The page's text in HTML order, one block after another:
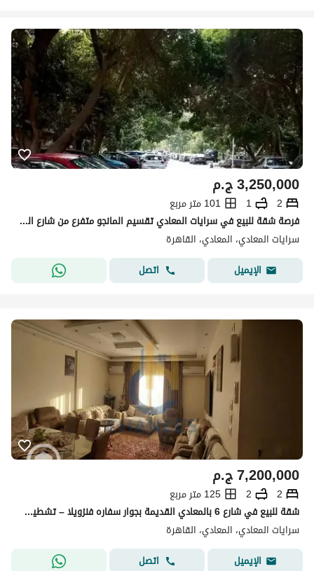
ج.م3,250,000
2
1
101 متر مربع
فرصة شقة للبيع في سرايات المعادي تقسيم المانجو متفرع من شارع النادي القديم في موقع هادئ يعد من أرقى وأجمل مناطق المعادي، وعلى بعد خطوات قليلة جداً من بوابات نادي المعادي و اليخت
سرايات المعادي، المعادي، القاهرة
الإيميل
اتصل
ج.م7,200,000
2
2
125 متر مربع
شقة للبيع في شارع 6 بالمعادي القديمة بجوار سفاره فنزويلا – تشطيب سوبر لوكس مع إمكانية البيع بالعفش
سرايات المعادي، المعادي، القاهرة
الإيميل
اتصل